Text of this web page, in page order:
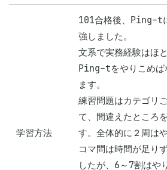
学習方法
101合格後、Ping-t
強しました。
文系で実務経験はほ
Ping-tをやりこめば
ます。
練習問題はカテゴリ
て、間違えたところ
す。全体的に２周は
コマ問は時間が足り
したが、6～7割はや